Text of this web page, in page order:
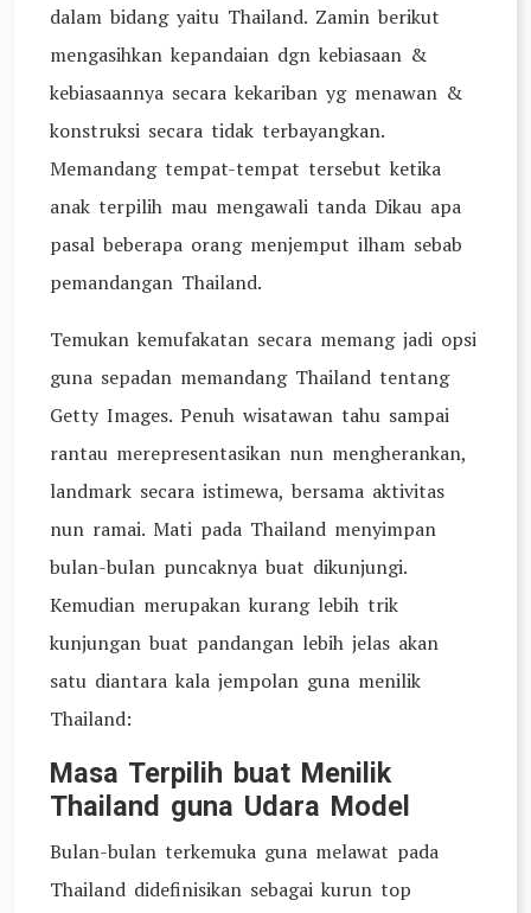
dalam bidang yaitu Thailand. Zamin berikut
mengasihkan kepandaian dgn kebiasaan &
kebiasaannya secara kekariban yg menawan &
konstruksi secara tidak terbayangkan.
Memandang tempat-tempat tersebut ketika
anak terpilih mau mengawali tanda Dikau apa
pasal beberapa orang menjemput ilham sebab
pemandangan Thailand.
Temukan kemufakatan secara memang jadi opsi
guna sepadan memandang Thailand tentang
Getty Images. Penuh wisatawan tahu sampai
rantau merepresentasikan nun mengherankan,
landmark secara istimewa, bersama aktivitas
nun ramai. Mati pada Thailand menyimpan
bulan-bulan puncaknya buat dikunjungi.
Kemudian merupakan kurang lebih trik
kunjungan buat pandangan lebih jelas akan
satu diantara kala jempolan guna menilik
Thailand:
Masa Terpilih buat Menilik
Thailand guna Udara Model
Bulan-bulan terkemuka guna melawat pada
Thailand didefinisikan sebagai kurun top